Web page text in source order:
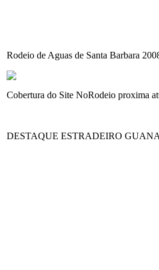
Rodeio de Aguas de Santa Barbara
Cobertura do Site NoRodeio proxima
DESTAQUE ESTRADEIRO